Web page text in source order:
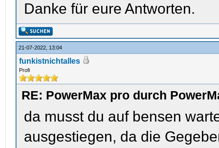
Danke für eure Antworten.
21-07-2022, 13:04
funkistnichtalles
Profi
RE: PowerMax pro durch
da musst du auf bensen
ausgestiegen, da die